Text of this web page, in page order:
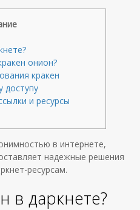
онион?
кракен
доступу
и ресурсы
в интернете,
надежные решения
ресурсам.
в даркнете?